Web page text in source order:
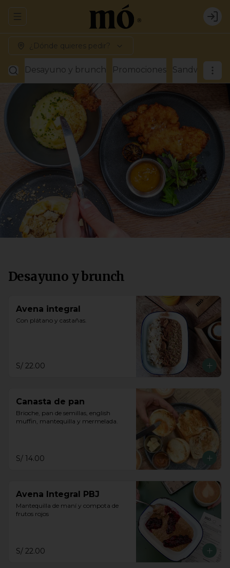
Abrir menu de navegación
¿Dónde quieres pedir?
Desayuno y brunch Promociones Sandwiches
Desayuno y brunch
Avena integral
Con plátano y castañas.
S/ 22.00
Canasta de pan
Brioche, pan de semillas, english
muffin, mantequilla y mermelada.
S/ 14.00
Avena Integral PBJ
Mantequilla de maní y compota de
frutos rojos
S/ 22.00